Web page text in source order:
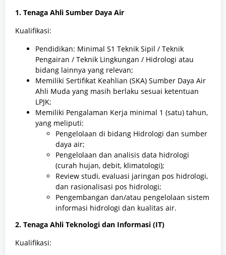
1. Tenaga Ahli Sumber Daya Air
Kualifikasi:
Pendidikan: Minimal S1 Teknik Sipil / Teknik
Pengairan / Teknik Lingkungan / Hidrologi atau
bidang lainnya yang relevan;
Memiliki Sertifikat Keahlian (SKA) Sumber Daya Air
Ahli Muda yang masih berlaku sesuai ketentuan
LPJK;
Memiliki Pengalaman Kerja minimal 1 (satu) tahun,
yang meliputi:
Pengelolaan di bidang Hidrologi dan sumber
daya air;
Pengelolaan dan analisis data hidrologi
(curah hujan, debit, klimatologi);
Review studi, evaluasi jaringan pos hidrologi,
dan rasionalisasi pos hidrologi;
Pengembangan dan/atau pengelolaan sistem
informasi hidrologi dan kualitas air.
2. Tenaga Ahli Teknologi dan Informasi (IT)
Kualifikasi: